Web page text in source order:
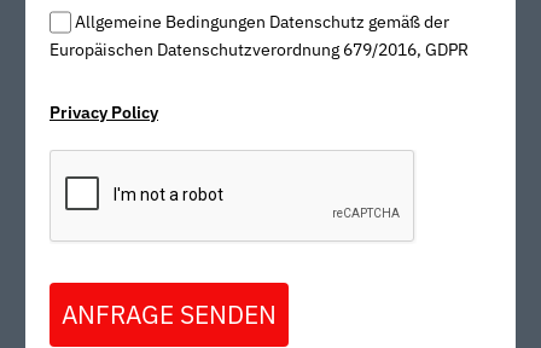
Allgemeine Bedingungen Datenschutz gemäß der
Europäischen Datenschutzverordnung 679/2016, GDPR
Privacy Policy
ANFRAGE SENDEN